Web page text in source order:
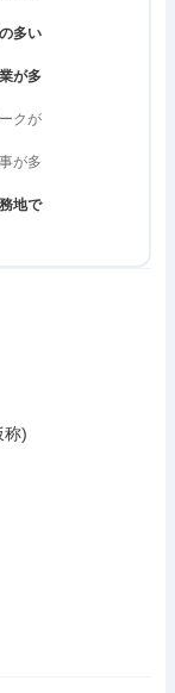
多い
が多
クが
が多
地で
称)